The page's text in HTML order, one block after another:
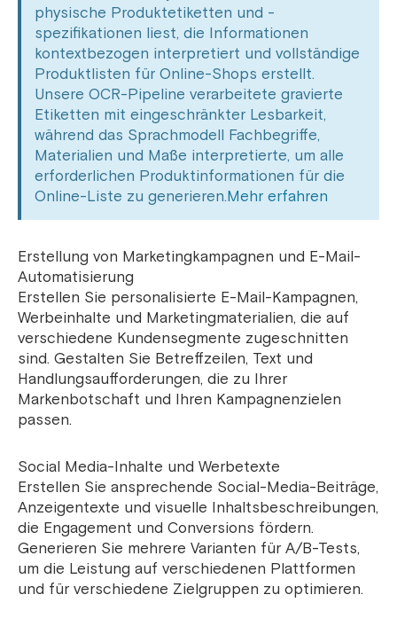
physische Produktetiketten und -
spezifikationen liest, die Informationen
kontextbezogen interpretiert und vollständige
Produktlisten für Online-Shops erstellt.
Unsere OCR-Pipeline verarbeitete gravierte
Etiketten mit eingeschränkter Lesbarkeit,
während das Sprachmodell Fachbegriffe,
Materialien und Maße interpretierte, um alle
erforderlichen Produktinformationen für die
Online-Liste zu generieren.Mehr erfahren
Erstellung von Marketingkampagnen und E-Mail-
Automatisierung
Erstellen Sie personalisierte E-Mail-Kampagnen,
Werbeinhalte und Marketingmaterialien, die auf
verschiedene Kundensegmente zugeschnitten
sind. Gestalten Sie Betreffzeilen, Text und
Handlungsaufforderungen, die zu Ihrer
Markenbotschaft und Ihren Kampagnenzielen
passen.
Social Media-Inhalte und Werbetexte
Erstellen Sie ansprechende Social-Media-Beiträge,
Anzeigentexte und visuelle Inhaltsbeschreibungen,
die Engagement und Conversions fördern.
Generieren Sie mehrere Varianten für A/B-Tests,
um die Leistung auf verschiedenen Plattformen
und für verschiedene Zielgruppen zu optimieren.